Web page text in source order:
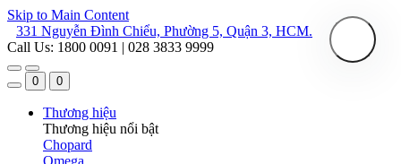
Skip to Main Content
331 Nguyễn Đình Chiểu, Phường 5, Quận 3, HCM.
Call Us: 1800 0091 | 028 3833 9999
0 0
Thương hiệu
Thương hiệu nổi bật
Chopard
Omega